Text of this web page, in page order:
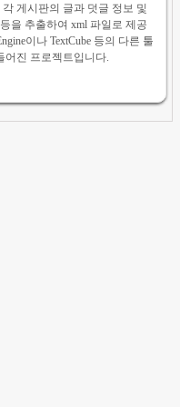
게시판의 글과 덧글 정보 및
을 추출하여 xml 파일로 제공
이나 TextCube 등의 다른 툴
어진 프로젝트입니다.